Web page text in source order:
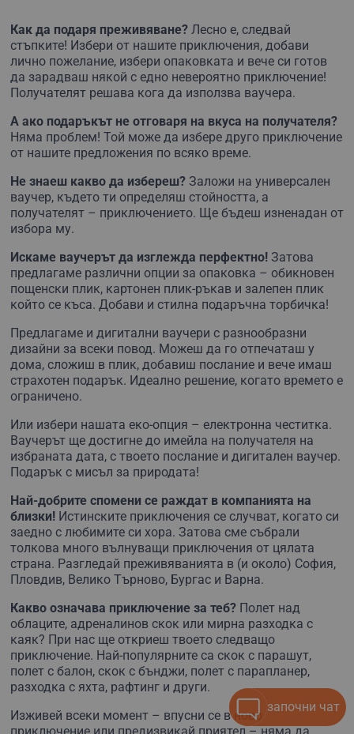
Как да подаря преживяване? Лесно е, следвай
стъпките! Избери от нашите приключения, добави
лично пожелание, избери опаковката и вече си готов
да зарадваш някой с едно невероятно приключение!
Получателят решава кога да използва ваучера.
А ако подаръкът не отговаря на вкуса на получателя?
Няма проблем! Той може да избере друго приключение
от нашите предложения по всяко време.
Не знаеш какво да избереш? Заложи на универсален
ваучер, където ти определяш стойността, а
получателят – приключението. Ще бъдеш изненадан от
избора му.
Искаме ваучерът да изглежда перфектно! Затова
предлагаме различни опции за опаковка – обикновен
пощенски плик, картонен плик-ръкав и залепен плик
който се къса. Добави и стилна подаръчна торбичка!
Предлагаме и дигитални ваучери с разнообразни
дизайни за всеки повод. Можеш да го отпечаташ у
дома, сложиш в плик, добавиш послание и вече имаш
страхотен подарък. Идеално решение, когато времето е
ограничено.
Или избери нашата еко-опция – електронна честитка.
Ваучерът ще достигне до имейла на получателя на
избраната дата, с твоето послание и дигитален ваучер.
Подарък с мисъл за природата!
Най-добрите спомени се раждат в компанията на
близки! Истинските приключения се случват, когато си
заедно с любимите си хора. Затова сме събрали
толкова много вълнуващи приключения от цялата
страна. Разгледай преживяванията в (и около) София,
Пловдив, Велико Търново, Бургас и Варна.
Какво означава приключение за теб? Полет над
облаците, адреналинов скок или мирна разходка с
каяк? При нас ще откриеш твоето следващо
приключение. Най-популярните са скок с парашут,
полет с балон, скок с бънджи, полет с парапланер,
разходка с яхта, рафтинг и други.
Изживей всеки момент – впусни се в ново
започни чат